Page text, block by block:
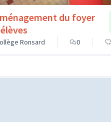
du foyer
Ronsard
0